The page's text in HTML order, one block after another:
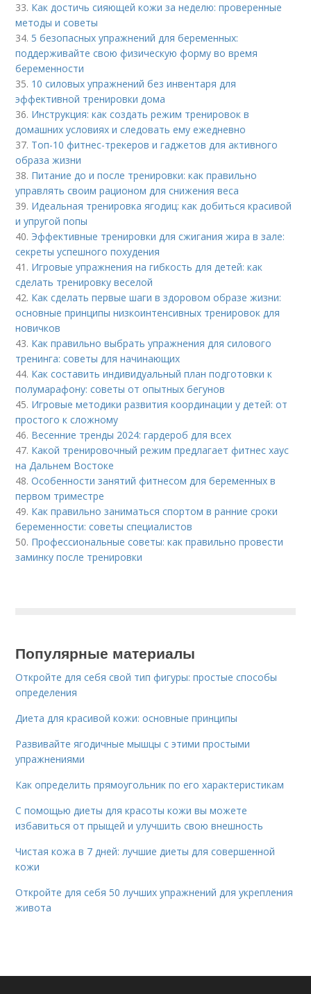
33. Как достичь сияющей кожи за неделю: проверенные
методы и советы
34. 5 безопасных упражнений для беременных:
поддерживайте свою физическую форму во время
беременности
35. 10 силовых упражнений без инвентаря для
эффективной тренировки дома
36. Инструкция: как создать режим тренировок в
домашних условиях и следовать ему ежедневно
37. Топ-10 фитнес-трекеров и гаджетов для активного
образа жизни
38. Питание до и после тренировки: как правильно
управлять своим рационом для снижения веса
39. Идеальная тренировка ягодиц: как добиться красивой
и упругой попы
40. Эффективные тренировки для сжигания жира в зале:
секреты успешного похудения
41. Игровые упражнения на гибкость для детей: как
сделать тренировку веселой
42. Как сделать первые шаги в здоровом образе жизни:
основные принципы низкоинтенсивных тренировок для
новичков
43. Как правильно выбрать упражнения для силового
тренинга: советы для начинающих
44. Как составить индивидуальный план подготовки к
полумарафону: советы от опытных бегунов
45. Игровые методики развития координации у детей: от
простого к сложному
46. Весенние тренды 2024: гардероб для всех
47. Какой тренировочный режим предлагает фитнес хаус
на Дальнем Востоке
48.Особенности занятий фитнесом для беременных в
первом триместре
49. Как правильно заниматься спортом в ранние сроки
беременности: советы специалистов
50. Профессиональные советы: как правильно провести
заминку после тренировки
Популярные материалы
Откройте для себя свой тип фигуры: простые способы
определения
Диета для красивой кожи: основные принципы
Развивайте ягодичные мышцы с этими простыми
упражнениями
Как определить прямоугольник по его характеристикам
С помощью диеты для красоты кожи вы можете
избавиться от прыщей и улучшить свою внешность
Чистая кожа в 7 дней: лучшие диеты для совершенной
кожи
Откройте для себя 50 лучших упражнений для укрепления
живота